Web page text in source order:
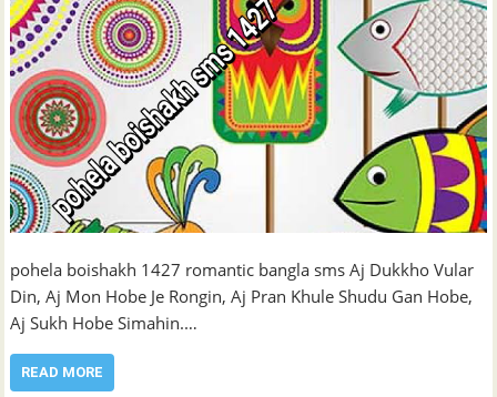
pohela boishakh 1427 romantic bangla sms Aj Dukkho Vular
Din, Aj Mon Hobe Je Rongin, Aj Pran Khule Shudu Gan Hobe,
Aj Sukh Hobe Simahin.…
READ MORE